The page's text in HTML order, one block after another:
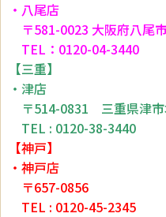
・八尾店
〒581-0023 大阪府八尾
TEL：0120-04-3440
【三重】
・津店
〒514-0831 三重県津市
TEL : 0120-38-3440
【神戸】
・神戸店
〒657-0856
TEL : 0120-45-2345